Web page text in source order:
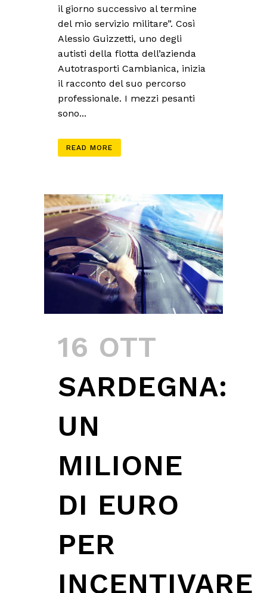
il giorno successivo al termine
del mio servizio militare”. Così
Alessio Guizzetti, uno degli
autisti della flotta dell’azienda
Autotrasporti Cambianica, inizia
il racconto del suo percorso
professionale. I mezzi pesanti
sono...
READ MORE
16 OTT
SARDEGNA:
UN
MILIONE
DI EURO
PER
INCENTIVARE